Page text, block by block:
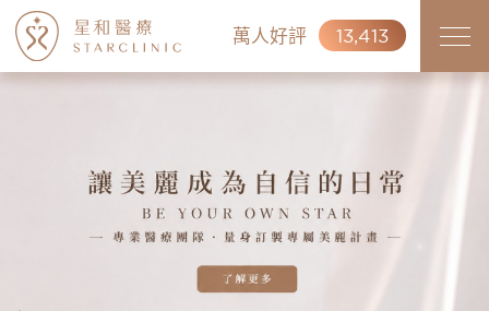
萬人好評 13,413